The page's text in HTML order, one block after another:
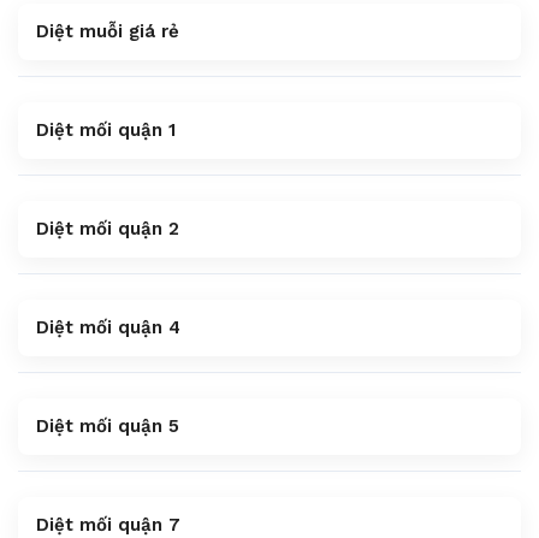
Diệt muỗi giá rẻ
Diệt mối quận 1
Diệt mối quận 2
Diệt mối quận 4
Diệt mối quận 5
Diệt mối quận 7